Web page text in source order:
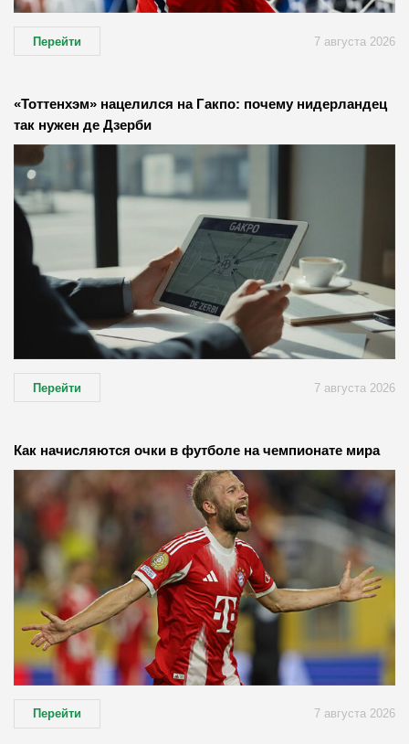
Перейти 7 августа 2026
«Тоттенхэм» нацелился на Гакпо: почему нидерландец
так нужен де Дзерби
Перейти 7 августа 2026
Как начисляются очки в футболе на чемпионате мира
Перейти 7 августа 2026